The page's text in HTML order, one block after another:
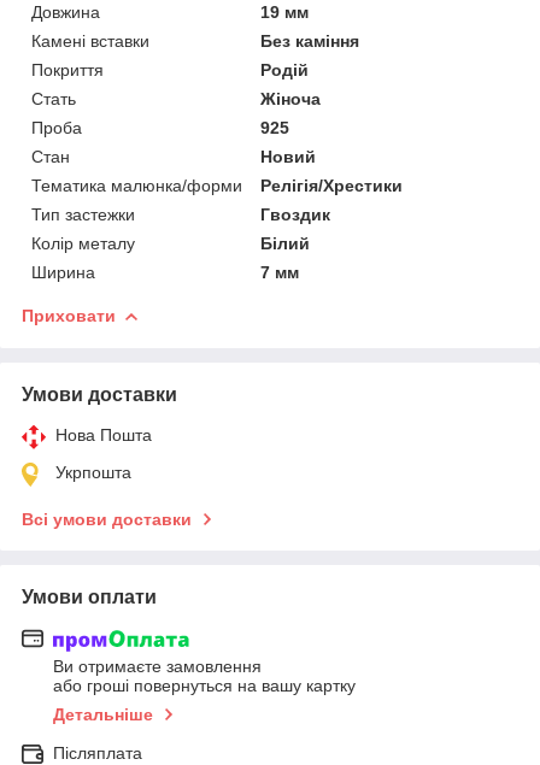
Довжина
19 мм
Камені вставки
Без каміння
Покриття
Родій
Стать
Жіноча
Проба
925
Стан
Новий
Тематика малюнка/форми
Релігія/Хрестики
Тип застежки
Гвоздик
Колір металу
Білий
Ширина
7 мм
Приховати
Умови доставки
Нова Пошта
Укрпошта
Всі умови доставки
Умови оплати
Ви отримаєте замовлення
або гроші повернуться на вашу картку
Детальніше
Післяплата